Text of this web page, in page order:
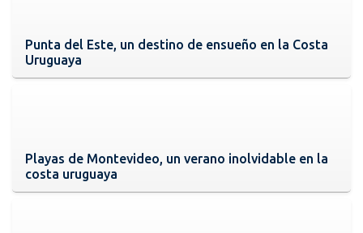
Punta del Este, un destino de ensueño en la Costa
Uruguaya
Playas de Montevideo, un verano inolvidable en la
costa uruguaya